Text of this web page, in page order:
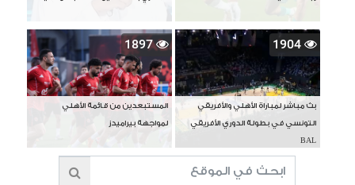
1904
بث مباشر لمباراة الأهلي والأفريقي
التونسي في بطولة الدوري الأفريقي
BAL
1897
المستبعدين من قائمة الأهلي
لمواجهة بيراميدز